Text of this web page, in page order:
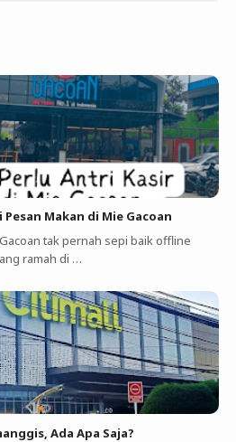
Makan di Mie Gacoan
tak pernah sepi baik offline
ramah di …
Ada Apa Saja?